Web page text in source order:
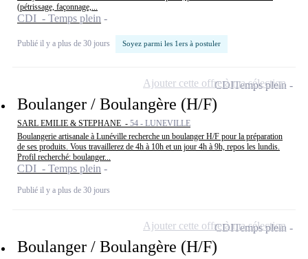
(pétrissage, façonnage,...
CDI - Temps plein
Publié il y a plus de 30 jours Soyez parmi les 1ers à postuler
Boulanger / Boulangère (H/F)
SARL EMILIE & STEPHANE - 54 - LUNEVILLE
Boulangerie artisanale à Lunéville recherche un boulanger H/F pour la préparation
de ses produits. Vous travaillerez de 4h à 10h et un jour 4h à 9h, repos les lundis.
Profil recherché: boulanger...
CDI - Temps plein
Publié il y a plus de 30 jours
CDITemps plein
Ajouter cette offre à ma sélection
Boulanger / Boulangère (H/F)
CDITemps plein
Ajouter cette offre à ma sélection